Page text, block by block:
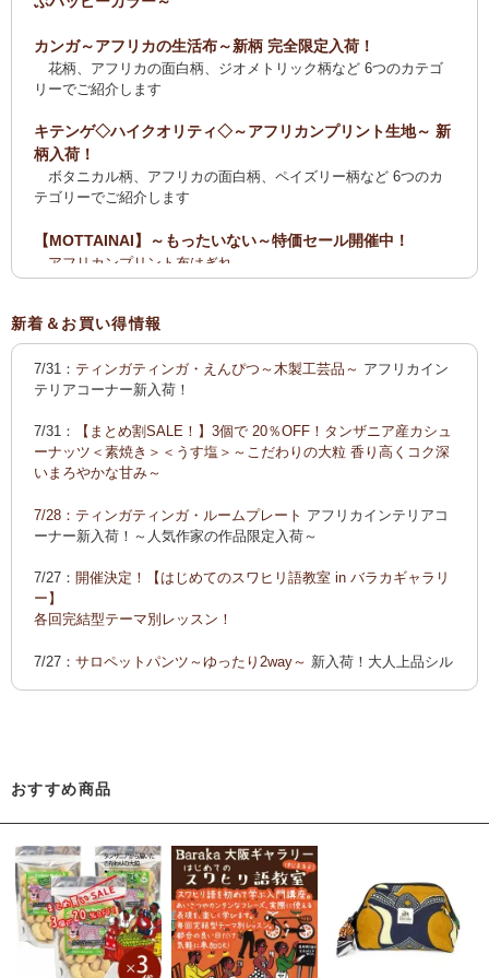
カンガ～アフリカの生活布～新柄 完全限定入荷！
花柄、アフリカの面白柄、ジオメトリック柄など 6つのカテゴ
リーでご紹介します
キテンゲ◇ハイクオリティ◇～アフリカンプリント生地～ 新
柄入荷！
ボタニカル柄、アフリカの面白柄、ペイズリー柄など 6つのカ
テゴリーでご紹介します
【MOTTAINAI】～もったいない～特価セール開催中！
アフリカンプリント布はぎれ
ティンガティンガ・アート【会員様シークレットセール】ワケ
【全国送料無料サービス】タンザニア産コーヒー・紅茶・ス
パイス・デーツ・乳香・モリンガ・書籍
2025新刊！「アフリカのむかしばなし〈全3巻〉」
カンガ～アフリカの生活布～ 新柄入荷！〈大判復刻版〉入
荷！
花柄、アフリカの面白柄、ジオメトリック柄など5つのカテゴリ
カンガ 会員様お買い得！
カンガ 人気柄が限定数再入荷！
限
定生産記念カンガ 会員セール中！
「ポイントカーニバル」開催中
◆お買い上げ商品へのご感想をお送り下さると、お買い物に使
えるポイントプレゼント！詳しくは、
新着＆お買い得情報
7/31： ティンガティンガ・えんぴつ～木製工芸品～ アフリカイン
テリアコーナー新入荷！
7/31：
【まとめ割SALE！】3個で 20％OFF！タンザニア産カシュ
ーナッツ＜素焼き＞＜うす塩＞～こだわりの大粒 香り高くコク深
いまろやかな甘み～
7/28： ティンガティンガ・ルームプレート アフリカインテリアコ
ーナー新入荷！～人気作家の作品限定入荷～
7/27： 開催決定！【はじめてのスワヒリ語教室 in バラカギャラリ
ー】
各回完結型テーマ別レッスン！
7/27： サロペットパンツ～ゆったり2way～ 新入荷！大人上品シル
7/21：夏休み開催決定！【アフリカンワークショップ in バラカギ
ャラリー】
「ティンガティンガ・うちわ作り」 「ティンガティンガを描こ
う」
7/21：リバーシブルB4トートバッグ新入荷！
おすすめ商品